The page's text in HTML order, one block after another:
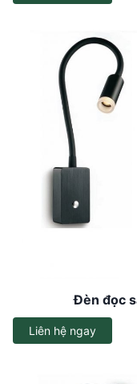
Đèn đọc
Liên hệ ngay